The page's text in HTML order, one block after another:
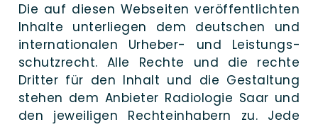
Die auf die­sen Web­seiten ver­öf­fent­lich­ten
Inhal­te unter­lie­gen dem deut­schen und
inter­na­tio­na­len Urhe­­ber- und Leis­tungs­
schutz­recht. Alle Rech­te und die rech­te
Drit­ter für den In­halt und die Ge­staltung
ste­hen dem Anbie­ter Radio­lo­gie Saar und
den je­weiligen Rechte­in­habern zu. Jede